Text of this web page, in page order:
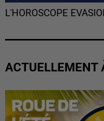
L'HOROSCOPE
ACTUELLEMENT